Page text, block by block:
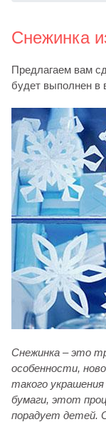
Снежинка
Предлагаем вам
будет выполнен в
Снежинка – это
особенности,
такого
бумаги, этот
порадует детей.